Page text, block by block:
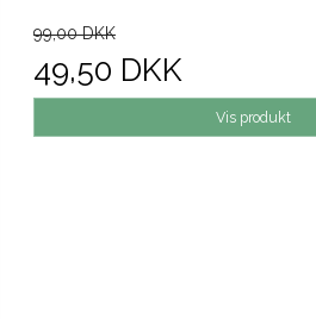
99,00 DKK
49,50 DKK
Vis produkt